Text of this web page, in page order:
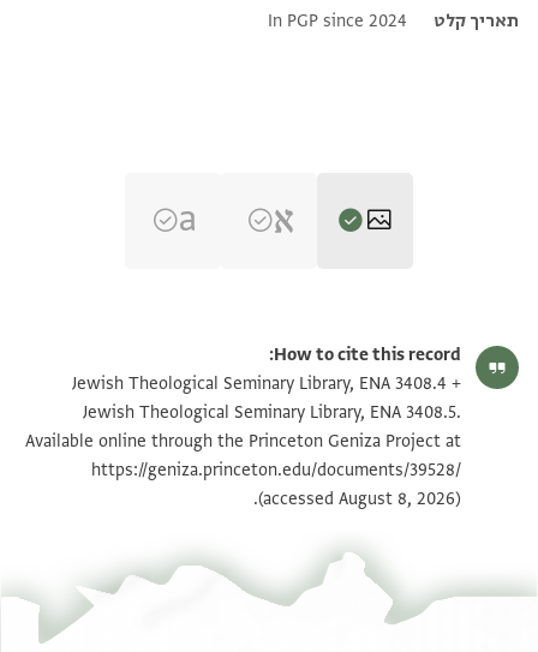
תאריך קלט
In PGP since 2024
ENA 3408.4 verso הגדל וסובב
ENA 3408.5 recto הגדל וסובב
ENA 3408.5 verso הגדל וסובב
תנאי היתר שימוש בתצלום
How to cite this record:
Jewish Theological Seminary Library, ENA 3408.4 +
Jewish Theological Seminary Library, ENA 3408.5.
Available online through the Princeton Geniza Project at
https://geniza.princeton.edu/documents/39528/
(accessed August 8, 2026).